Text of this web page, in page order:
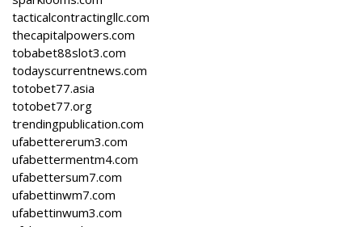
tacticalcontractingllc.com
thecapitalpowers.com
tobabet88slot3.com
todayscurrentnews.com
totobet77.asia
totobet77.org
trendingpublication.com
ufabettererum3.com
ufabettermentm4.com
ufabettersum7.com
ufabettinwm7.com
ufabettinwum3.com